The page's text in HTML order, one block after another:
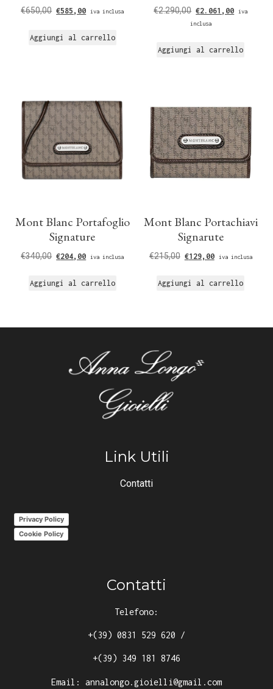
€650,00 €585,00 iva inclusa
Aggiungi al carrello
€2.290,00 €2.061,00
iva
inclusa
Aggiungi al carrello
Mont Blanc Portafoglio
Signature
€340,00 €204,00 iva inclusa
Aggiungi al carrello
Mont Blanc Portachiavi
Signarute
€215,00 €129,00 iva inclusa
Aggiungi al carrello
Link Utili
Contatti
Privacy Policy
Cookie Policy
Contatti
Telefono:
+(39) 0831 529 620 /
+(39) 349 181 8746
Email: annalongo.gioielli@gmail.com